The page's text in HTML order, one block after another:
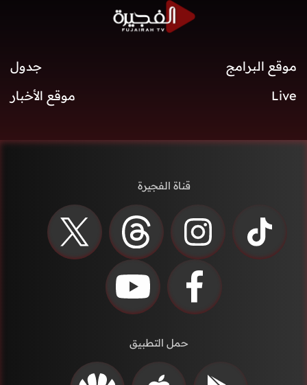
موقع البرامج
جدول
Live
موقع الأخبار
قناة الفجيرة
حمل التطبيق